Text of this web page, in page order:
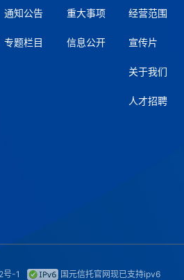
通知公告
专题栏目
重大事项
信息公开
经营范围
宣传片
关于我们
人才招聘
号-1 国元信托官网现已支持ipv6